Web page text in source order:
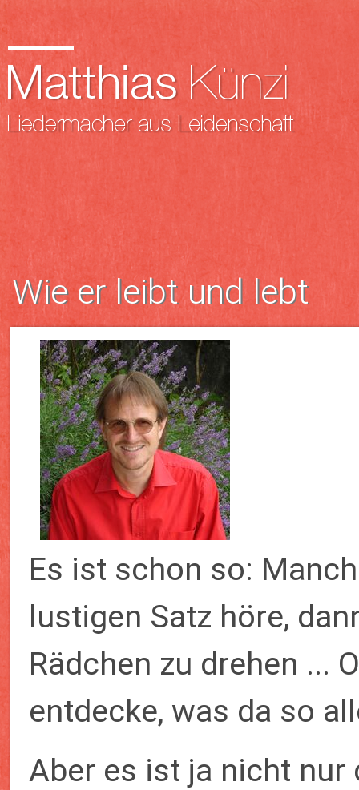
Wie er leibt und lebt
Es ist schon so:
lustigen Satz höre,
Rädchen zu drehen ...
entdecke, was da so
Aber es ist ja nicht nur